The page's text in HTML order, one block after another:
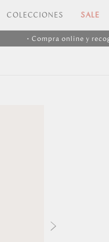
COLECCIONES SALE
• Compra online y